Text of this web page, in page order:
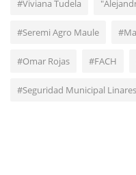
#Viviana Tudela
#Seremi Agro Maule
#Omar Rojas #FACH
#Seguridad Municipal Linares